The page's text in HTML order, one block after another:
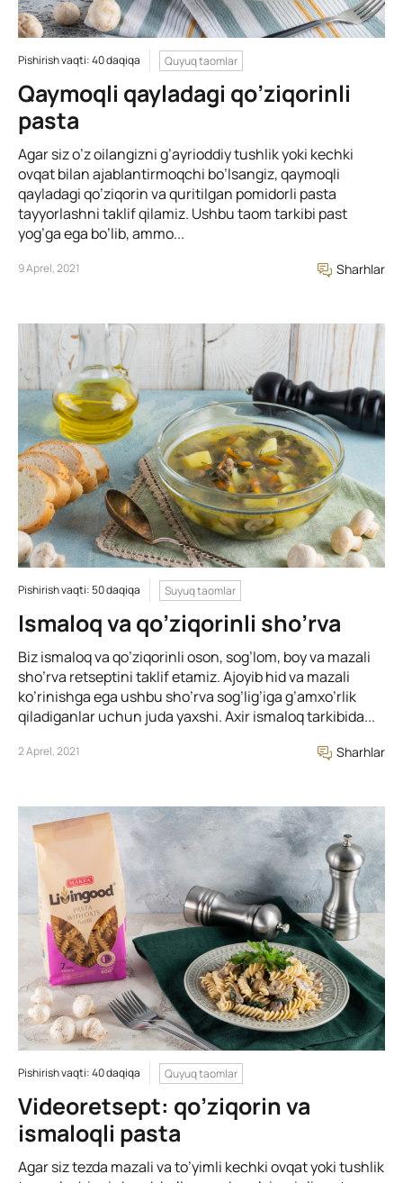
Pishirish vaqti: 40 daqiqa Quyuq taomlar
Qaymoqli qayladagi qo’ziqorinli
pasta
Agar siz o’z oilangizni g’ayrioddiy tushlik yoki kechki
ovqat bilan ajablantirmoqchi bo’lsangiz, qaymoqli
qayladagi qo’ziqorin va quritilgan pomidorli pasta
tayyorlashni taklif qilamiz. Ushbu taom tarkibi past
yog’ga ega bo’lib, ammo...
9 Aprel, 2021 Sharhlar
Pishirish vaqti: 50 daqiqa Suyuq taomlar
Ismaloq va qo’ziqorinli sho’rva
Biz ismaloq va qo’ziqorinli oson, sog’lom, boy va mazali
sho’rva retseptini taklif etamiz. Ajoyib hid va mazali
ko’rinishga ega ushbu sho’rva sog’lig’iga g’amxo’rlik
qiladiganlar uchun juda yaxshi. Axir ismaloq tarkibida...
2 Aprel, 2021 Sharhlar
Pishirish vaqti: 40 daqiqa Quyuq taomlar
Videoretsept: qo’ziqorin va
ismaloqli pasta
Agar siz tezda mazali va to’yimli kechki ovqat yoki tushlik